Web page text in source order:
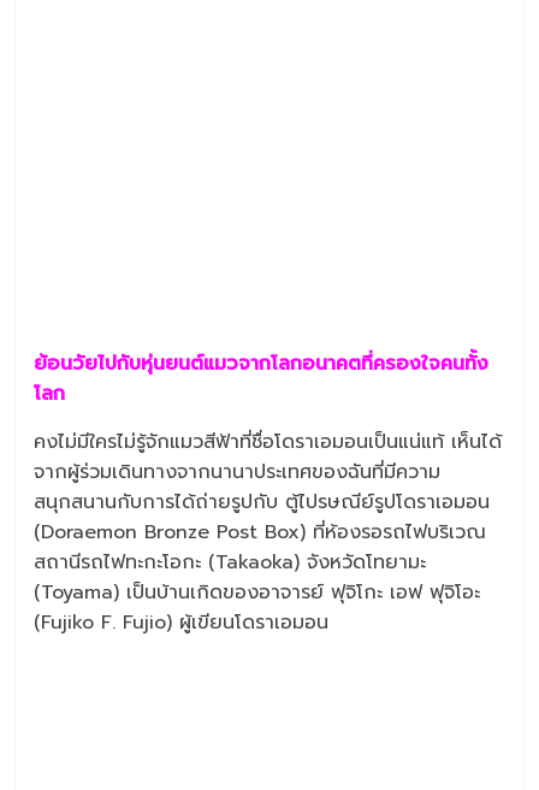
ย้อนวัยไปกับหุ่นยนต์แมวจากโลกอนาคตที่ครองใจคนทั้ง
โลก
คงไม่มีใครไม่รู้จักแมวสีฟ้าที่ชื่อโดราเอมอนเป็นแน่แท้ เห็นได้
จากผู้ร่วมเดินทางจากนานาประเทศของฉันที่มีความ
สนุกสนานกับการได้ถ่ายรูปกับ ตู้ไปรษณีย์รูปโดราเอมอน
(Doraemon Bronze Post Box) ที่ห้องรอรถไฟบริเวณ
สถานีรถไฟทะกะโอกะ (Takaoka) จังหวัดโทยามะ
(Toyama) เป็นบ้านเกิดของอาจารย์ ฟุจิโกะ เอฟ ฟุจิโอะ
(Fujiko F. Fujio) ผู้เขียนโดราเอมอน